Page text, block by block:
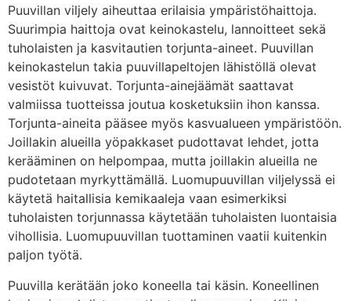
Puuvillan viljely aiheuttaa erilaisia ympäristöhaittoja.
Suurimpia haittoja ovat keinokastelu, lannoitteet sekä
tuholaisten ja kasvitautien torjunta-aineet. Puuvillan
keinokastelun takia puuvillapeltojen lähistöllä olevat
vesistöt kuivuvat. Torjunta-ainejäämät saattavat
valmiissa tuotteissa joutua kosketuksiin ihon kanssa.
Torjunta-aineita pääsee myös kasvualueen ympäristöön.
Joillakin alueilla yöpakkaset pudottavat lehdet, jotta
kerääminen on helpompaa, mutta joillakin alueilla ne
pudotetaan myrkyttämällä. Luomupuuvillan viljelyssä ei
käytetä haitallisia kemikaaleja vaan esimerkiksi
tuholaisten torjunnassa käytetään tuholaisten luontaisia
vihollisia. Luomupuuvillan tuottaminen vaatii kuitenkin
paljon työtä.
Puuvilla kerätään joko koneella tai käsin. Koneellinen